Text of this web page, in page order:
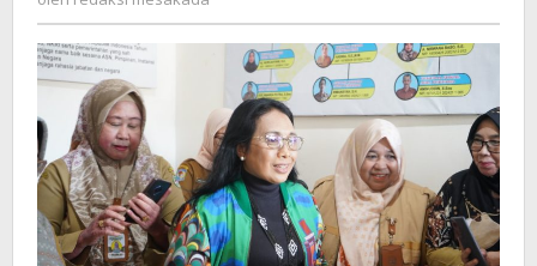
Laporkan
Tindakan
Kekerasan